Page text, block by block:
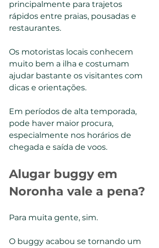
principalmente para trajetos
rápidos entre praias, pousadas e
restaurantes.
Os motoristas locais conhecem
muito bem a ilha e costumam
ajudar bastante os visitantes com
dicas e orientações.
Em períodos de alta temporada,
pode haver maior procura,
especialmente nos horários de
chegada e saída de voos.
Alugar buggy em
Noronha vale a pena?
Para muita gente, sim.
O buggy acabou se tornando um